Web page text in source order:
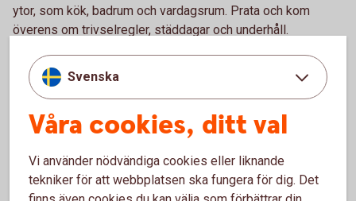
ytor, som kök, badrum och vardagsrum. Prata och kom
överens om trivselregler, städdagar och underhåll.
Att vara inneboende hos någon annan eller kanske hemma
hos föräldrar kan spara pengar jämfört med ett eget
boende. Men det kan vara lätt att glömma bort att föräldrar
betalar din elförbrukning, mat om du äter hemma, tv,
streamingtjänster, försäkringar och andra utgifter som är
förknippat med boendet.
Svenska
Våra cookies, ditt val
Vi använder nödvändiga cookies eller liknande
tekniker för att webbplatsen ska fungera för dig. Det